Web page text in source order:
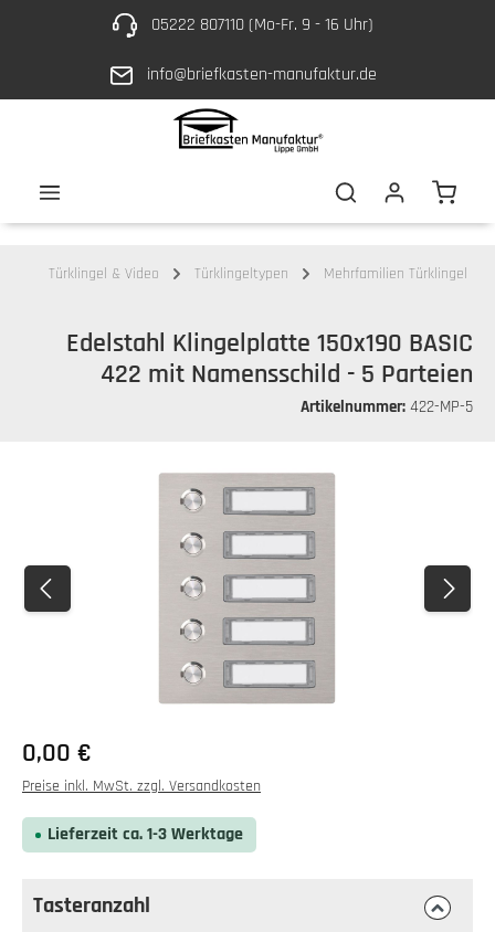
Zum Hauptinhalt springen05222 807110 (Mo-Fr. 9 - 16 Uhr)
info@briefkasten-manufaktur.de
Türklingel & Video Türklingeltypen Mehrfamilien Türklingel
Edelstahl Klingelplatte 150x190 BASIC
422 mit Namensschild - 5 Parteien
Artikelnummer: 422-MP-5
Bildergalerie überspringen
0,00 €
Preise inkl. MwSt. zzgl. Versandkosten
Lieferzeit ca. 1-3 Werktage
Tasteranzahl